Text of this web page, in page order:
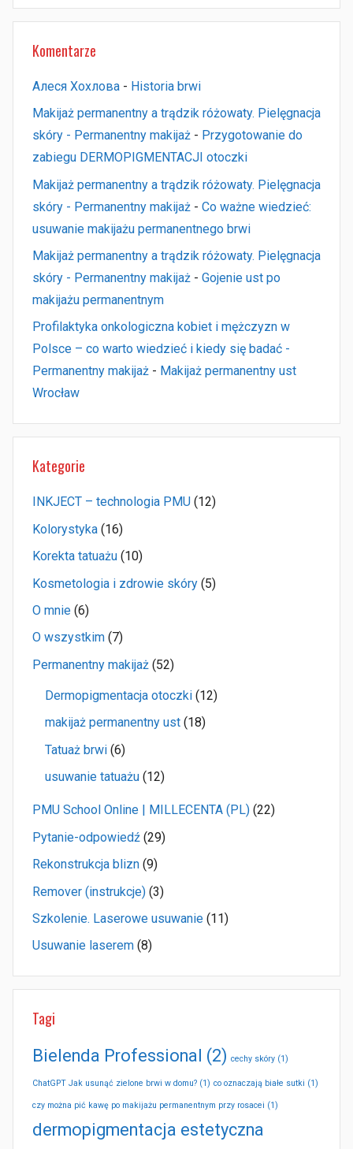
Komentarze
Алеся Хохлова - Historia brwi
Makijaż permanentny a trądzik różowaty. Pielęgnacja
skóry - Permanentny makijaż - Przygotowanie do
zabiegu DERMOPIGMENTACJI otoczki
Makijaż permanentny a trądzik różowaty. Pielęgnacja
skóry - Permanentny makijaż - Co ważne wiedzieć:
usuwanie makijażu permanentnego brwi
Makijaż permanentny a trądzik różowaty. Pielęgnacja
skóry - Permanentny makijaż - Gojenie ust po
makijażu permanentnym
Profilaktyka onkologiczna kobiet i mężczyzn w
Polsce – co warto wiedzieć i kiedy się badać -
Permanentny makijaż - Makijaż permanentny ust
Wrocław
Kategorie
INKJECT – technologia PMU (12)
Kolorystyka (16)
Korekta tatuażu (10)
Kosmetologia i zdrowie skóry (5)
O mnie (6)
O wszystkim (7)
Permanentny makijaż (52)
Dermopigmentacja otoczki (12)
makijaż permanentny ust (18)
Tatuaż brwi (6)
usuwanie tatuażu (12)
PMU School Online | MILLECENTA (PL) (22)
Pytanie-odpowiedź (29)
Rekonstrukcja blizn (9)
Remover (instrukcje) (3)
Szkolenie. Laserowe usuwanie (11)
Usuwanie laserem (8)
Tagi
Bielenda Professional (2) cechy skóry (1)
ChatGPT Jak usunąć zielone brwi w domu? (1) co oznaczają białe sutki (1)
czy można pić kawę po makijażu permanentnym przy rosacei (1)
dermopigmentacja estetyczna